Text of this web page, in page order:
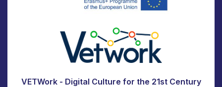
VETWork - Digital Culture for the 21st Century